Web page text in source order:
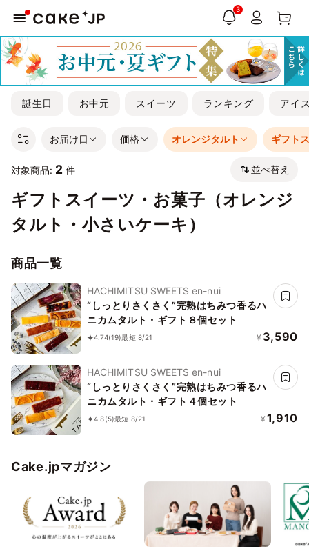
3
誕生日 お中元 スイーツ ランキング アイ
お届け日 価格 オレンジタルト ギフト
対象商品: 2 件 並べ替え
ギフトスイーツ・お菓子（オレンジ
タルト・小さいケーキ）
商品一覧
HACHIMITSU SWEETS en-nui
“しっとりさくさく”完熟はちみつ香るハ
ニカムタルト・ギフト８個セット
4.74(19)最短 8/21 ¥ 3,590
HACHIMITSU SWEETS en-nui
“しっとりさくさく”完熟はちみつ香るハ
ニカムタルト・ギフト４個セット
4.8(5)最短 8/21 ¥ 1,910
Cake.jpマガジン